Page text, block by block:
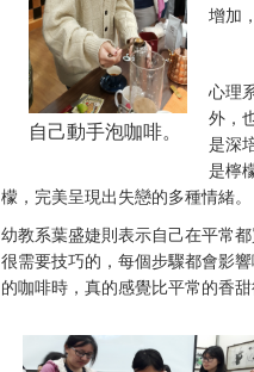
自己動手泡咖啡。
增加
心理
外，
是深
是檸
檬，完美呈現出失戀的多種情緒。
幼教系葉盛婕則表示自己在平常
很需要技巧的，每個步驟都會影
的咖啡時，真的感覺比平常的香甜